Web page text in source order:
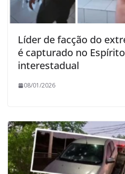
Líder de facção do
é capturado no
interestadual
08/01/2026